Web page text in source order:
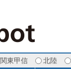
関東甲信 北陸